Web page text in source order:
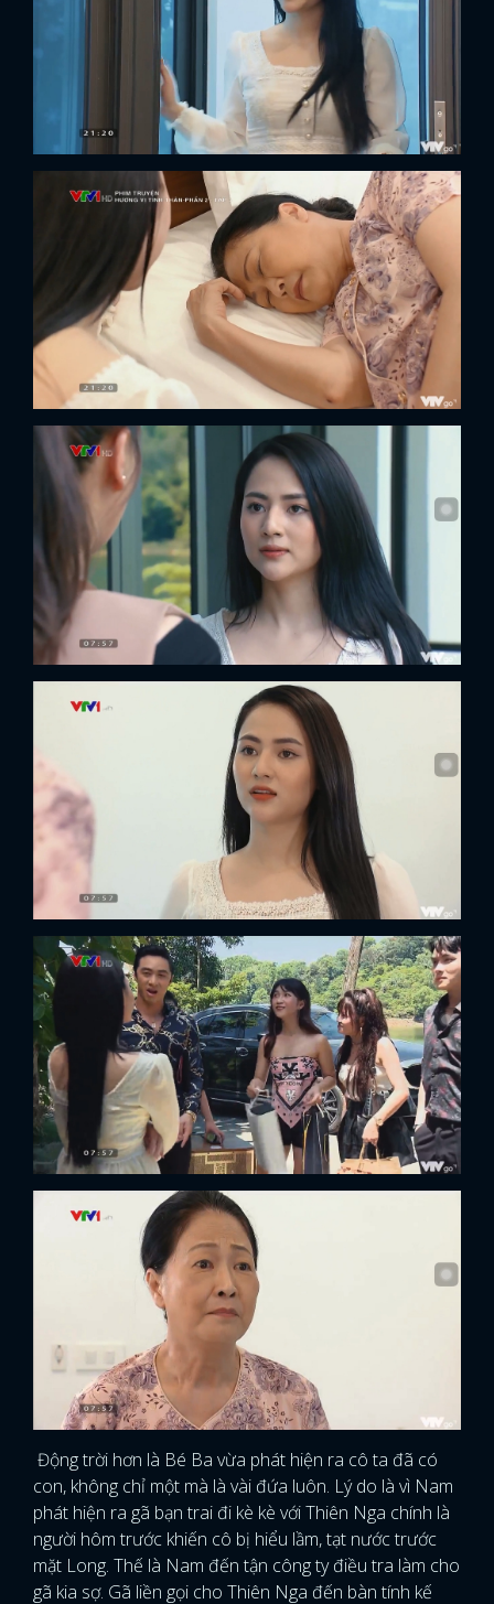
Động trời hơn là Bé Ba vừa phát hiện ra cô ta đã có
con, không chỉ một mà là vài đứa luôn. Lý do là vì Nam
phát hiện ra gã bạn trai đi kè kè với Thiên Nga chính là
người hôm trước khiến cô bị hiểu lầm, tạt nước trước
mặt Long. Thế là Nam đến tận công ty điều tra làm cho
gã kia sợ. Gã liền gọi cho Thiên Nga đến bàn tính kế